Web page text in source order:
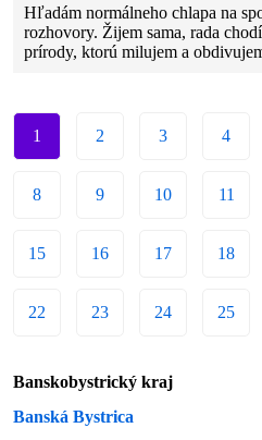
Hľadám normálneho chlapa na
rozhovory. Žijem sama, rada
prírody, ktorú milujem a
1 2 3 4
8 9 10 11
15 16 17 18
22 23 24 25
Banskobystrický kraj
Banská Bystrica